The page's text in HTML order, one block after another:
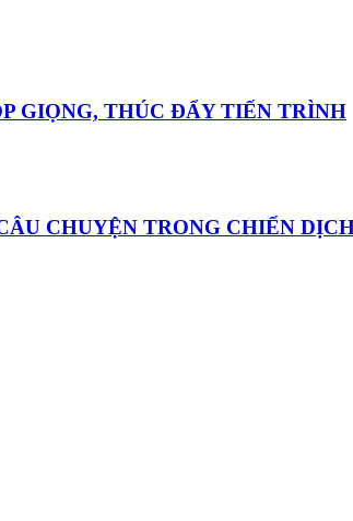
GIỌNG, THÚC ĐẨY TIẾN TRÌNH
CHUYỆN TRONG CHIẾN